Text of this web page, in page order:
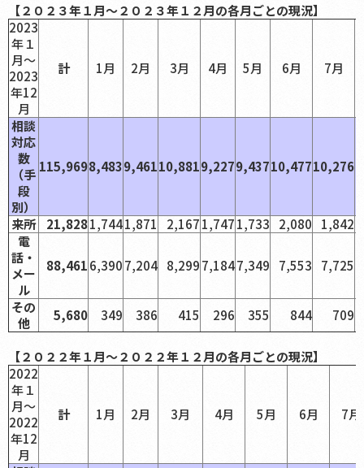
【２０２３年１月～２０２３年１２月の各月ごとの現況】
2023
年１
月～
2023
年12
月
計 1月 2月 3月 4月 5月 6月 7月
相談
対応
数
（手
段
別）
115,9698,4839,46110,8819,2279,43710,47710,276
来所 21,8281,7441,871 2,1671,7471,733 2,080 1,842
電
話・
メー
ル
88,4616,3907,204 8,2997,1847,349 7,553 7,725
その
他
5,680 349 386 415 296 355 844 709
【２０２２年１月～２０２２年１２月の各月ごとの現況】
2022
年１
月～
2022
年12
月
計 1月 2月 3月 4月 5月 6月 7月